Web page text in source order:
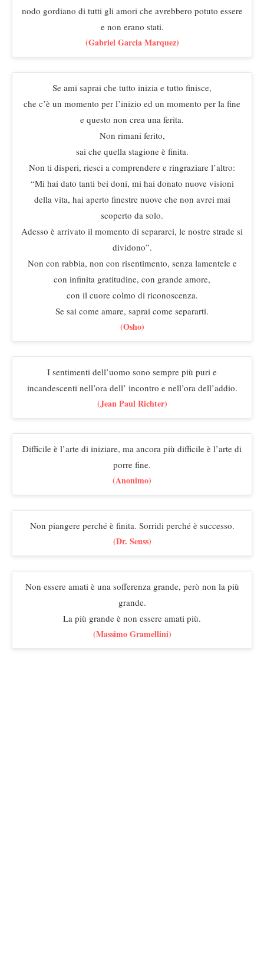
nodo gordiano di tutti gli amori che avrebbero potuto essere
e non erano stati.
(Gabriel Garcia Marquez)
Se ami saprai che tutto inizia e tutto finisce,
che c’è un momento per l’inizio ed un momento per la fine
e questo non crea una ferita.
Non rimani ferito,
sai che quella stagione è finita.
Non ti disperi, riesci a comprendere e ringraziare l’altro:
“Mi hai dato tanti bei doni, mi hai donato nuove visioni
della vita, hai aperto finestre nuove che non avrei mai
scoperto da solo.
Adesso è arrivato il momento di separarci, le nostre strade si
dividono”.
Non con rabbia, non con risentimento, senza lamentele e
con infinita gratitudine, con grande amore,
con il cuore colmo di riconoscenza.
Se sai come amare, saprai come separarti.
(Osho)
I sentimenti dell’uomo sono sempre più puri e
incandescenti nell’ora dell’ incontro e nell’ora dell’addio.
(Jean Paul Richter)
Difficile è l’arte di iniziare, ma ancora più difficile è l’arte di
porre fine.
(Anonimo)
Non piangere perché è finita. Sorridi perché è successo.
(Dr. Seuss)
Non essere amati è una sofferenza grande, però non la più
grande.
La più grande è non essere amati più.
(Massimo Gramellini)